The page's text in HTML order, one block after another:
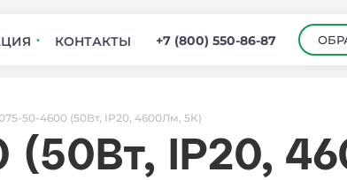
КОНТАКТЫ +7 (800) 550-86-87
50-4600 (50Вт, IP20, 4600Лм, 5К)
(50Вт, IP20,